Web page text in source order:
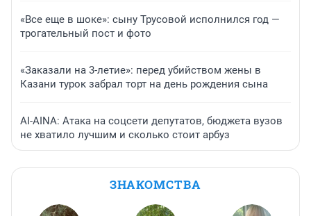
«Все еще в шоке»: сыну Трусовой исполнился год —
трогательный пост и фото
«Заказали на 3-летие»: перед убийством жены в
Казани турок забрал торт на день рождения сына
AI-AINA: Атака на соцсети депутатов, бюджета вузов
не хватило лучшим и сколько стоит арбуз
ЗНАКОМСТВА